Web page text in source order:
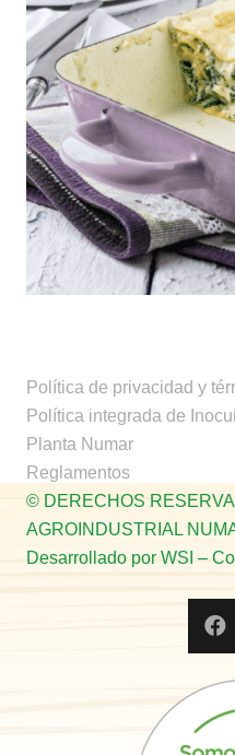
Política de privacidad y
Política integrada de
Planta Numar
Reglamentos
© DERECHOS
AGROINDUSTRIAL
Desarrollado por WSI –